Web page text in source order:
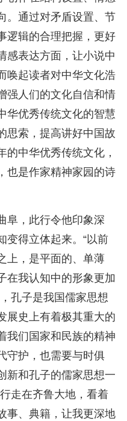
。通过对矛盾设置、节
逻辑的合理把握，更好
感表达方面，让小说中
唤起读者对中华文化浩
强人们的文化自信和情
华优秀传统文化的智慧
思索，提高讲好中国故
的中华优秀传统文化，
也是作家精神家园的诗
阜，此行令他印象深
变得立体起来。“以前
上，是平面的、单薄
在我认知中的形象更加
孔子是我国儒家思想
展史上有着极其重大的
我们国家和民族的精神
守护，也需要与时俱
新和孔子的儒家思想一
走在齐鲁大地，看着
事、典籍，让我更深地